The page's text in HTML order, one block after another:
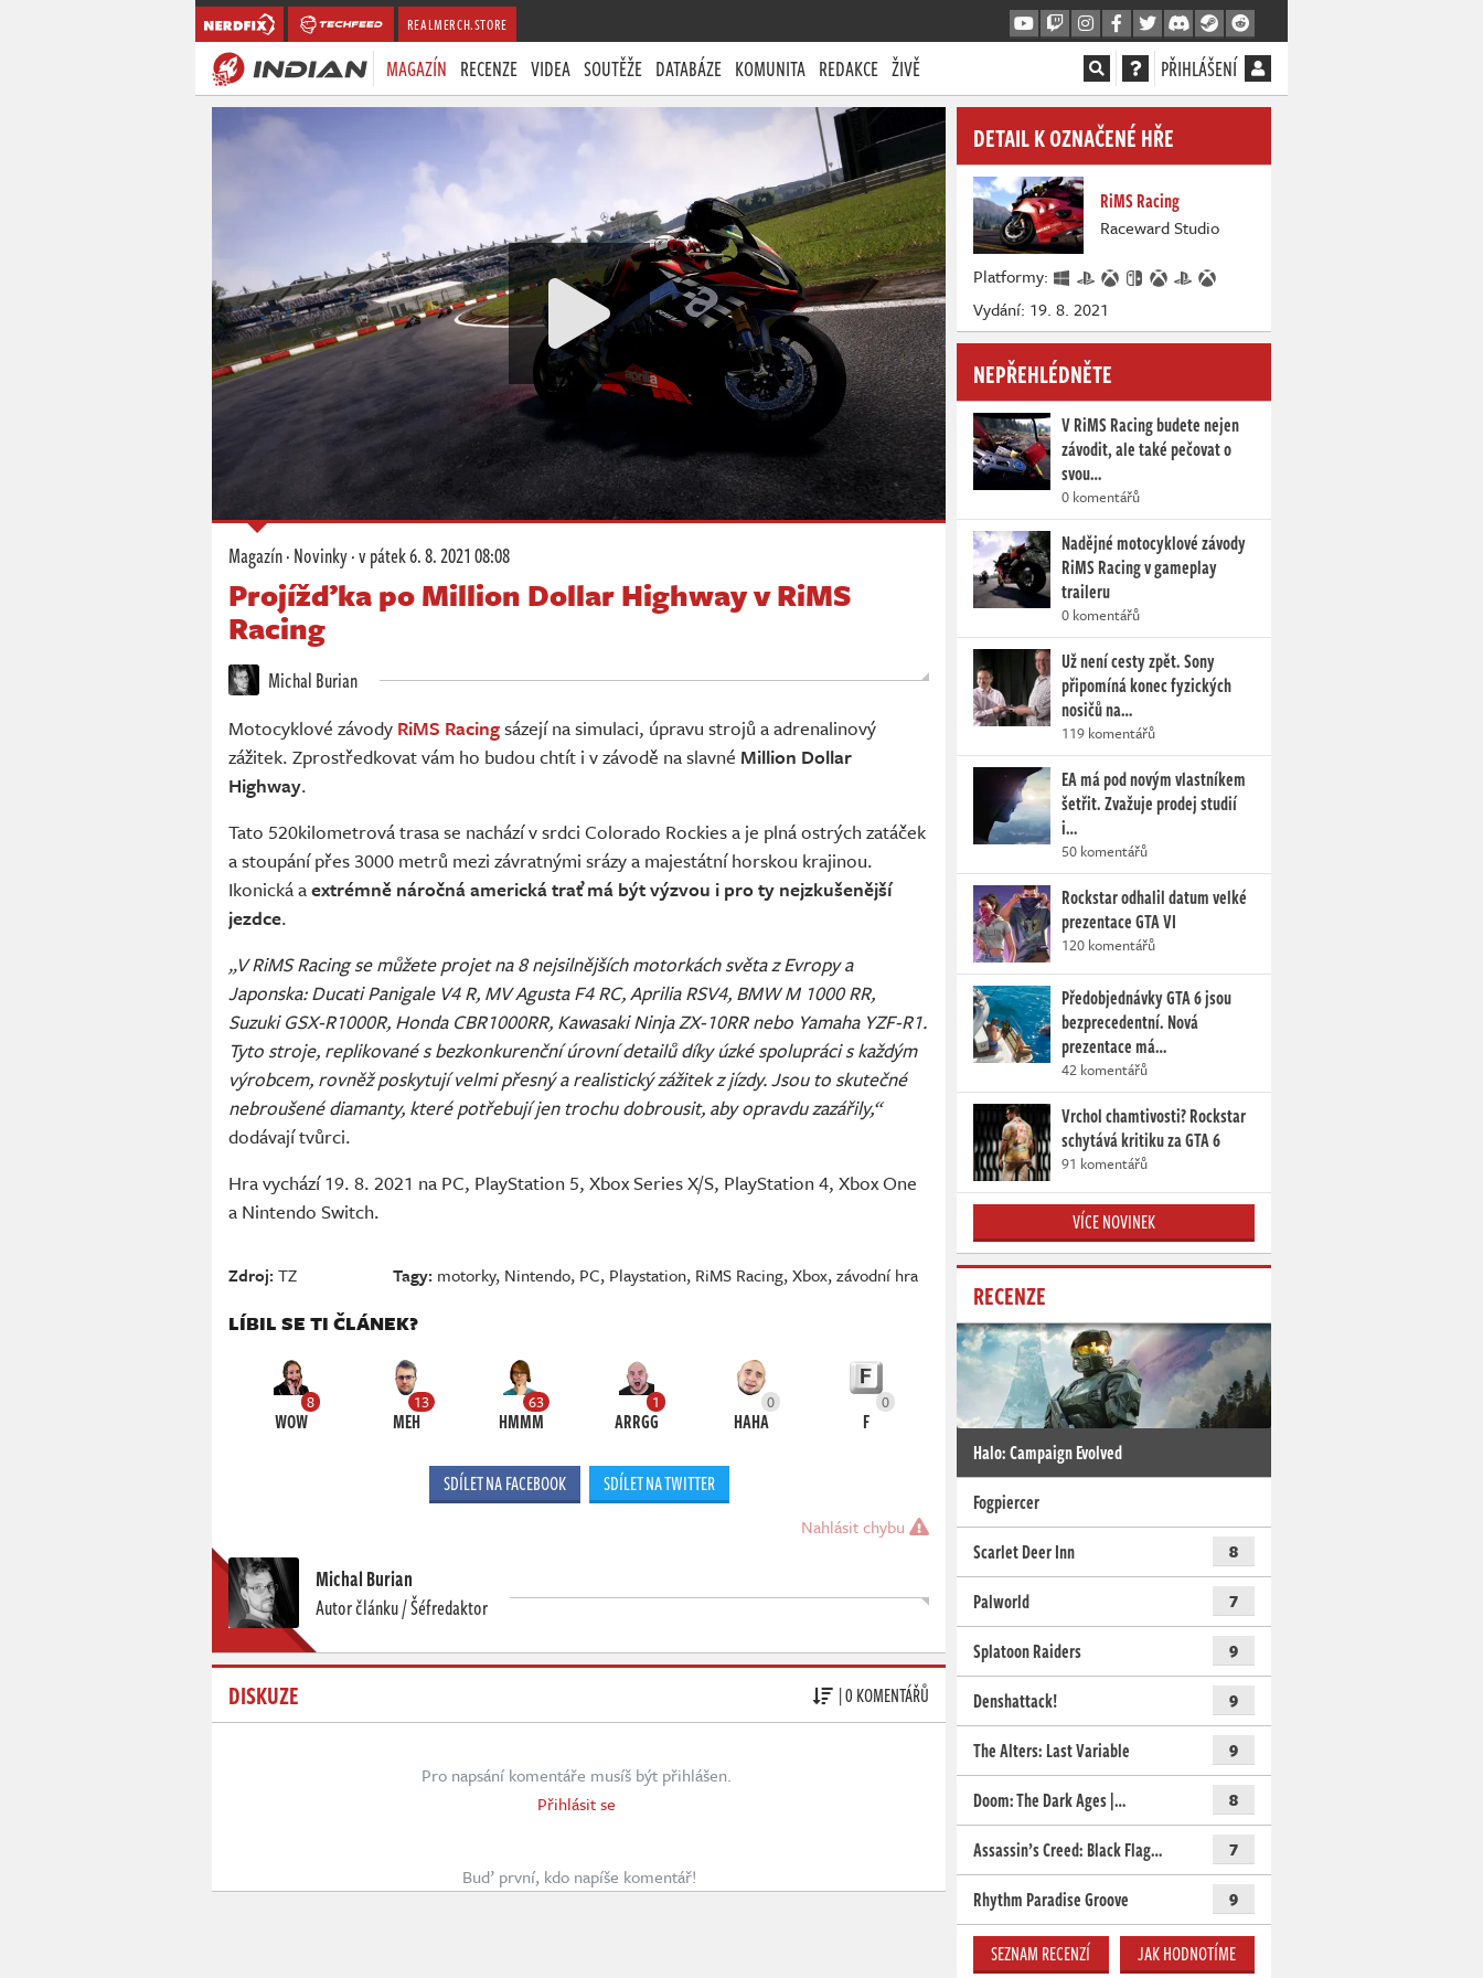
REALMERCH.STORE
MAGAZÍN RECENZE VIDEA SOUTĚŽE DATABÁZE KOMUNITA REDAKCE ŽIVĚ PŘIHLÁŠENÍ
Magazín·Novinky·v pátek6. 8. 2021 08:08
Projížďka po Million Dollar Highway v RiMS
Racing
Michal Burian
Motocyklové závody RiMS Racingsázejí na simulaci, úpravu strojů a adrenalinový
zážitek. Zprostředkovat vám ho budou chtít i v závodě na slavné Million Dollar
Highway.
Tato 520kilometrová trasa se nachází v srdci Colorado Rockies a je plná ostrých zatáček
a stoupání přes 3000 metrů mezi závratnými srázy a majestátní horskou krajinou.
Ikonická aextrémně náročná americká trať má být výzvou i pro ty nejzkušenější
jezdce.
„V RiMS Racing se můžete projet na 8 nejsilnějších motorkách světa z Evropy a
Japonska: Ducati Panigale V4 R, MV Agusta F4 RC, Aprilia RSV4, BMW M 1000 RR,
Suzuki GSX-R1000R, Honda CBR1000RR, Kawasaki Ninja ZX-10RR nebo Yamaha YZF-R1.
Tyto stroje, replikované s bezkonkurenční úrovní detailů díky úzké spolupráci s každým
výrobcem, rovněž poskytují velmi přesný a realistický zážitek z jízdy. Jsou to skutečné
nebroušené diamanty, které potřebují jen trochu dobrousit, aby opravdu zazářily,“
dodávají tvůrci.
Hra vychází 19. 8. 2021 na PC, PlayStation 5, Xbox Series X/S, PlayStation 4, Xbox One
a Nintendo Switch.
Zdroj:TZ Tagy: motorky, Nintendo, PC, Playstation, RiMS Racing,Xbox,závodní hra
LÍBIL SE TI ČLÁNEK?
8
WOW
13
MEH
63
HMMM
1
ARRGG
0
HAHA
0
F
SDÍLET NA FACEBOOK SDÍLET NA TWITTER
Nahlásit chybu
Michal Burian
Autor článku / Šéfredaktor
DISKUZE | 0 KOMENTÁŘŮ
Pro napsání komentáře musíš být přihlášen.
Přihlásit se
Buď první, kdo napíše komentář!
DETAIL K OZNAČENÉ HŘE
RiMS Racing
Raceward Studio
Platformy:
Vydání: 19. 8. 2021
NEPŘEHLÉDNĚTE
V RiMS Racing budete nejen
závodit, ale také pečovat o
svou…
0 komentářů
Nadějné motocyklové závody
RiMS Racing v gameplay
traileru
0 komentářů
Už není cesty zpět. Sony
připomíná konec fyzických
nosičů na…
119 komentářů
EA má pod novým vlastníkem
šetřit. Zvažuje prodej studií
i…
50 komentářů
Rockstar odhalil datum velké
prezentace GTA VI
120 komentářů
Předobjednávky GTA 6 jsou
bezprecedentní. Nová
prezentace má…
42 komentářů
Vrchol chamtivosti? Rockstar
schytává kritiku za GTA 6
91 komentářů
VÍCE NOVINEK
RECENZE
Halo: Campaign Evolved
Fogpiercer
Scarlet Deer Inn
8
Palworld 7
Splatoon Raiders 9
Denshattack! 9
The Alters: Last Variable 9
Doom: The Dark Ages |… 8
Assassin’s Creed: Black Flag… 7
Rhythm Paradise Groove 9
SEZNAM RECENZÍ JAK HODNOTÍME